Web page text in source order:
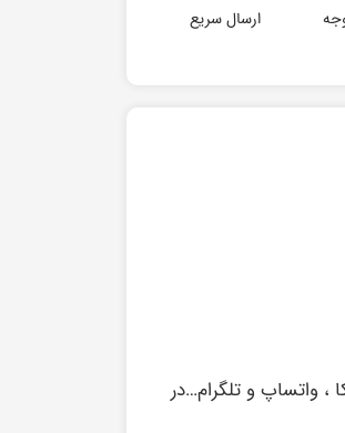
ارسال سریع
، واتساپ و تلگرام…در